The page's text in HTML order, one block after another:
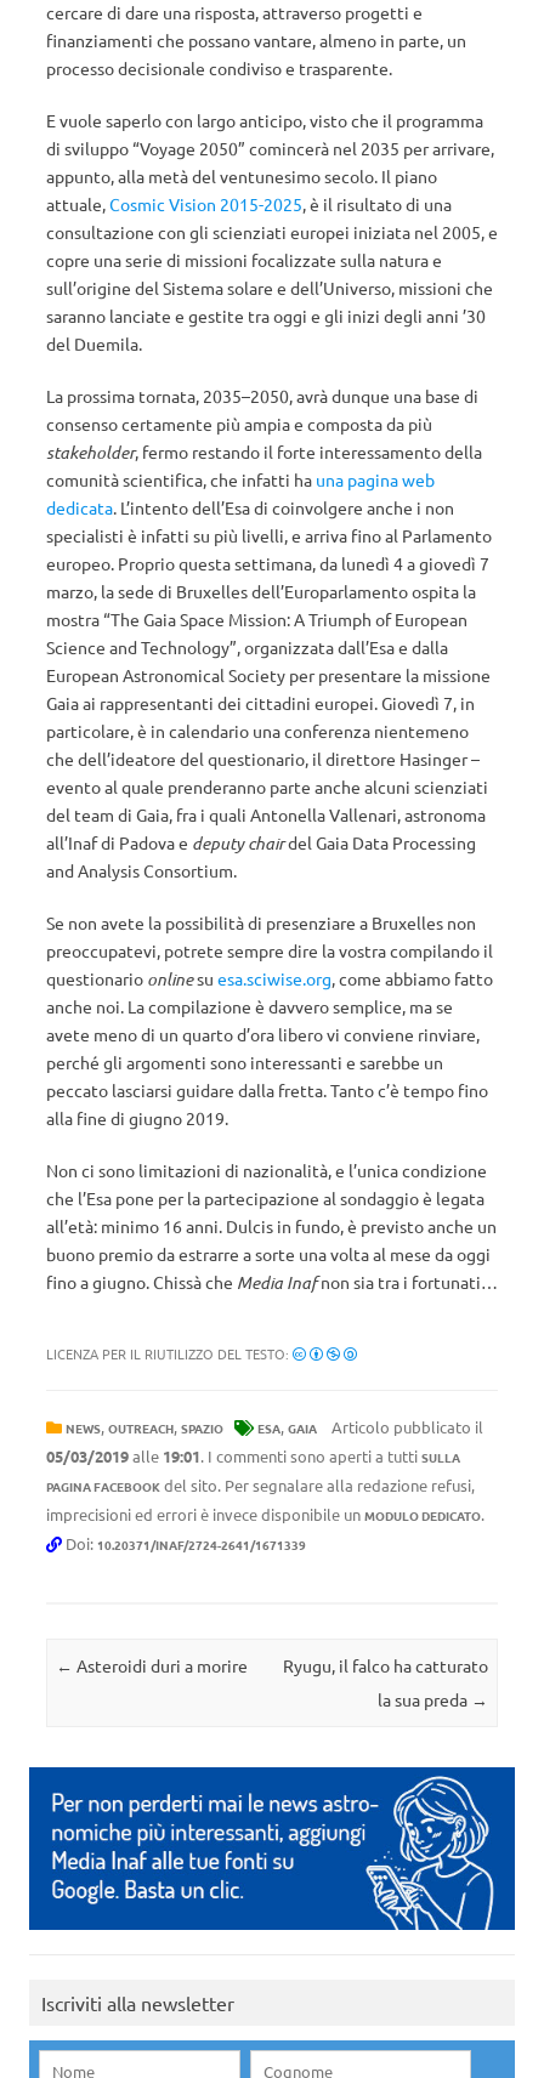
cercare di dare una risposta, attraverso progetti e
finanziamenti che possano vantare, almeno in parte, un
processo decisionale condiviso e trasparente.
E vuole saperlo con largo anticipo, visto che il programma
di sviluppo “Voyage 2050” comincerà nel 2035 per arrivare,
appunto, alla metà del ventunesimo secolo. Il piano
attuale,Cosmic Vision 2015-2025, è il risultato di una
consultazione con gli scienziati europei iniziata nel 2005, e
copre una serie di missioni focalizzate sulla natura e
sull’origine del Sistema solare e dell’Universo, missioni che
saranno lanciate e gestite tra oggi e gli inizi degli anni ’30
del Duemila.
La prossima tornata, 2035–2050, avrà dunque una base di
consenso certamente più ampia e composta da più
stakeholder, fermo restando il forte interessamento della
comunità scientifica, che infatti ha una pagina web
dedicata. L’intento dell’Esa di coinvolgere anche i non
specialisti è infatti su più livelli, e arriva fino al Parlamento
europeo. Proprio questa settimana, da lunedì 4 a giovedì 7
marzo, la sede di Bruxelles dell’Europarlamento ospita la
mostra “The Gaia Space Mission: A Triumph of European
Science and Technology”, organizzata dall’Esa e dalla
European Astronomical Society per presentare la missione
Gaia ai rappresentanti dei cittadini europei. Giovedì 7, in
particolare, è in calendario una conferenza nientemeno
che dell’ideatore del questionario, il direttore Hasinger –
evento al quale prenderanno parte anche alcuni scienziati
del team di Gaia, fra i quali Antonella Vallenari, astronoma
all’Inaf di Padova e deputy chairdel Gaia Data Processing
and Analysis Consortium.
Se non avete la possibilità di presenziare a Bruxelles non
preoccupatevi, potrete sempre dire la vostra compilando il
questionario onlinesu esa.sciwise.org, come abbiamo fatto
anche noi. La compilazione è davvero semplice, ma se
avete meno di un quarto d’ora libero vi conviene rinviare,
perché gli argomenti sono interessanti e sarebbe un
peccato lasciarsi guidare dalla fretta. Tanto c’è tempo fino
alla fine di giugno 2019.
Non ci sono limitazioni di nazionalità, e l’unica condizione
che l’Esa pone per la partecipazione al sondaggio è legata
all’età: minimo 16 anni. Dulcis in fundo, è previsto anche un
buono premio da estrarre a sorte una volta al mese da oggi
fino a giugno. Chissà che Media Inafnon sia tra i fortunati…
LICENZA PER IL RIUTILIZZO DEL TESTO:
NEWS, OUTREACH, SPAZIO ESA, GAIA
Articolo pubblicato il
05/03/2019alle 19:01. I commenti sono aperti a tutti SULLA
PAGINA FACEBOOK del sito. Per segnalare alla redazione refusi,
imprecisioni ed errori è invece disponibile un MODULO DEDICATO.
Doi: 10.20371/INAF/2724-2641/1671339
Navigazione articolo
← Asteroidi duri a morire
Ryugu, il falco ha catturato
la sua preda →
Iscriviti alla newsletter